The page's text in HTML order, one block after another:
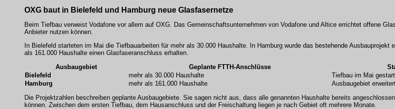
OXG baut in Bielefeld und Hamburg neue Glasfasernetze
Beim Tiefbau verweist Vodafone vor allem auf OXG. Das Gemeinschaftsunternehmen von Vodafone und Altice errichtet offene
Anbieter nutzen können.
In Bielefeld starteten im Mai die Tiefbauarbeiten für mehr als 30.000 Haushalte. In Hamburg wurde das bestehende Ausbauprojekt
als 161.000 Haushalte einen Glasfaseranschluss erhalten.
Ausbaugebiet
Geplante FTTH-Anschlüsse
Bielefeld
mehr als 30.000 Haushalte
Tiefbau im Mai
Hamburg
mehr als 161.000 Haushalte
Ausbaugebiet
Die Projektzahlen beschreiben geplante Ausbaugebiete. Sie sagen nicht aus, dass alle genannten Haushalte bereits
können. Zwischen dem ersten Tiefbau, dem Hausanschluss und der Freischaltung liegen je nach Gebiet oft mehrere Monate.